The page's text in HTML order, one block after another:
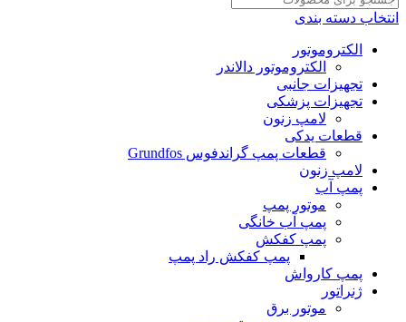
انتخاب دسته بندی
الکتروموتور
الکتروموتور دالاندر
تجهیزات جانبی
تجهیزات پزشکی
لامپ زنون
قطعات یدکی
قطعات پمپ گراندفوس Grundfos
لامپ زنون
پمپ آب
موتور پمپ
پمپ آب خانگی
پمپ کفکش
پمپ کفکش راد پمپ
پمپ کارواش
ژنراتور
موتور برق